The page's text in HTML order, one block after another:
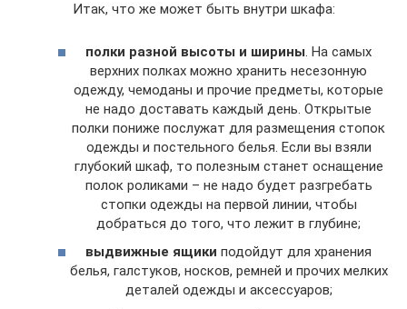
Итак, что же может быть внутри шкафа:
полки разной высоты и ширины . На самых
верхних полках можно хранить несезонную
одежду, чемоданы и прочие предметы, которые
не надо доставать каждый день. Открытые
полки пониже послужат для размещения стопок
одежды и постельного белья. Если вы взяли
глубокий шкаф, то полезным станет оснащение
полок роликами – не надо будет разгребать
стопки одежды на первой линии, чтобы
добраться до того, что лежит в глубине;
выдвижные ящики подойдут для хранения
белья, галстуков, носков, ремней и прочих мелких
деталей одежды и аксессуаров;